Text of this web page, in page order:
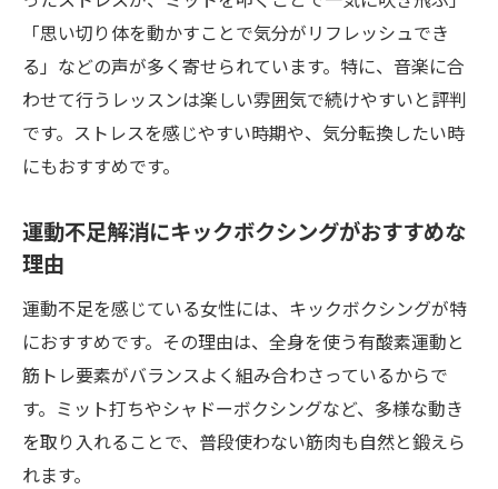
「思い切り体を動かすことで気分がリフレッシュでき
る」などの声が多く寄せられています。特に、音楽に合
わせて行うレッスンは楽しい雰囲気で続けやすいと評判
です。ストレスを感じやすい時期や、気分転換したい時
にもおすすめです。
運動不足解消にキックボクシングがおすすめな
理由
運動不足を感じている女性には、キックボクシングが特
におすすめです。その理由は、全身を使う有酸素運動と
筋トレ要素がバランスよく組み合わさっているからで
す。ミット打ちやシャドーボクシングなど、多様な動き
を取り入れることで、普段使わない筋肉も自然と鍛えら
れます。